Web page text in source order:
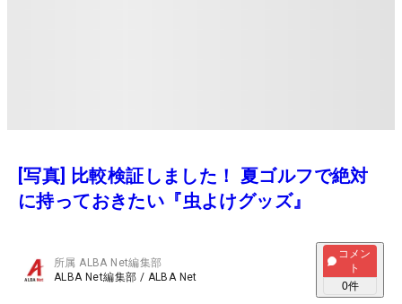
[写真] 比較検証しました！ 夏ゴルフで絶対
に持っておきたい『虫よけグッズ』
所属ALBA Net編集部
ALBA Net編集部 / ALBA Net
コメン
ト
0件